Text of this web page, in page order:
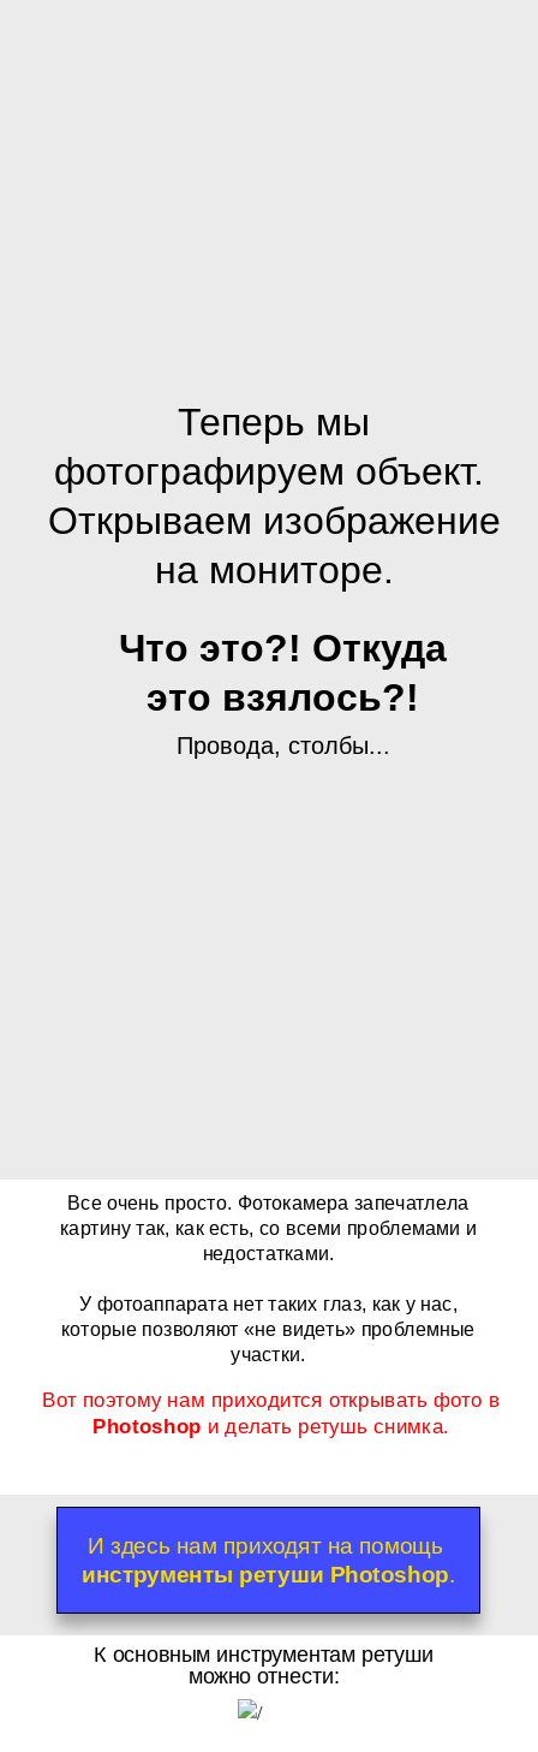
Теперь мы
фотографируем объект.
Открываем изображение
на мониторе.
Что это?! Откуда
это взялось?!
Провода, столбы...
Все очень просто. Фотокамера запечатлела
картину так, как есть, со всеми проблемами и
недостатками.
У фотоаппарата нет таких глаз, как у нас,
которые позволяют «не видеть» проблемные
участки.
Вот поэтому нам приходится открывать фото в
Photoshop и делать ретушь снимка.
И здесь нам приходят на помощь
инструменты ретуши Photoshop.
К основным инструментам ретуши
можно отнести: